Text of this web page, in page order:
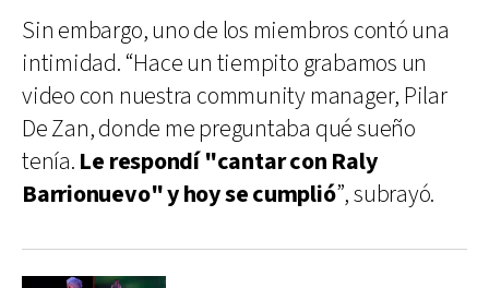
Sin embargo, uno de los miembros contó una
intimidad. “Hace un tiempito grabamos un
video con nuestra community manager, Pilar
De Zan, donde me preguntaba qué sueño
tenía. Le respondí "cantar con Raly
Barrionuevo" y hoy se cumplió”, subrayó.